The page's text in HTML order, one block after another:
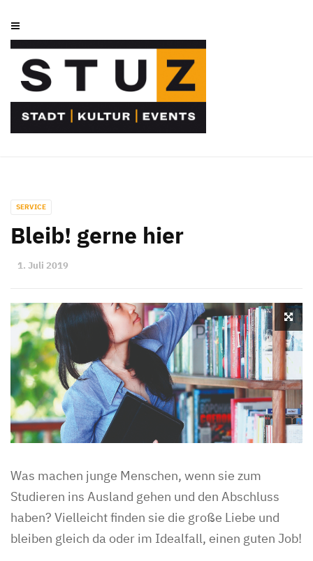
SERVICE
Bleib! gerne hier
1. Juli 2019
Was machen junge Menschen, wenn sie zum
Studieren ins Ausland gehen und den Abschluss
haben? Vielleicht finden sie die große Liebe und
bleiben gleich da oder im Idealfall, einen guten Job!